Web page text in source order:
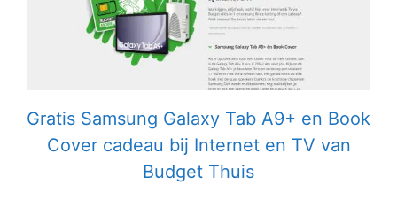
Gratis Samsung Galaxy Tab A9+ en Book
Cover cadeau bij Internet en TV van
Budget Thuis